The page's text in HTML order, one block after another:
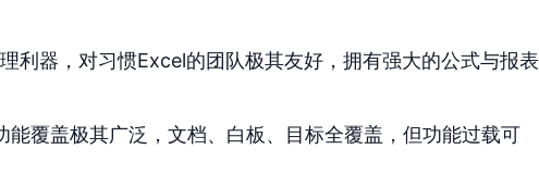
利器，对习惯Excel的团队极其友好，拥有强大的公式与报表
能覆盖极其广泛，文档、白板、目标全覆盖，但功能过载可